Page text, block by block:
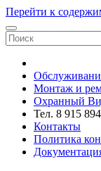
Перейти к
Монтаж и
Охранный
Тел. 8 915
Контакты
Политика